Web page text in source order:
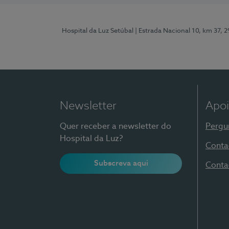
Hospital da Luz Setúbal | Estrada Nacional 10, km 37,
Newsletter
Quer receber a newsletter do
Hospital da Luz?
Subscreva aqui